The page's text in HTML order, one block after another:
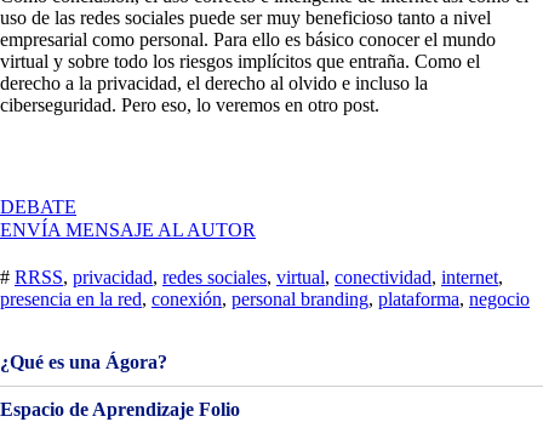
uso de las redes sociales puede ser muy beneficioso tanto a nivel
empresarial como personal. Para ello es básico conocer el mundo
virtual y sobre todo los riesgos implícitos que entraña. Como el
derecho a la privacidad, el derecho al olvido e incluso la
ciberseguridad. Pero eso, lo veremos en otro post.
DEBATE
PRESENCIA
LA
RED
ENVÍA MENSAJE AL AUTOR
# RRSS, privacidad, redes sociales, virtual, conectividad, internet,
presencia en la red, conexión, personal branding, plataforma, negocio
¿Qué es una Ágora?
Espacio de Aprendizaje Folio